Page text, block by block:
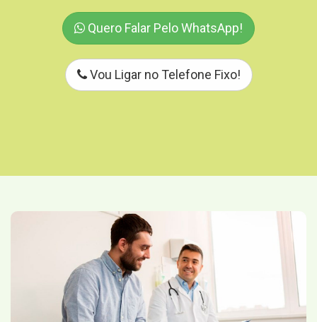
Quero Falar Pelo WhatsApp!
Vou Ligar no Telefone Fixo!